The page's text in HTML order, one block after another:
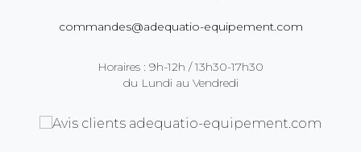
commandes@adequatio-equipement.com
Horaires : 9h-12h / 13h30-17h30
du Lundi au Vendredi